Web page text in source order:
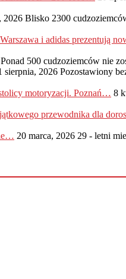
2026 Blisko 2300
i adidas prezentują
Ponad 500 cudzoziemców nie
sierpnia, 2026 Pozostawiony
motoryzacji. Poznań… 8
20 marca, 2026 29 - letni